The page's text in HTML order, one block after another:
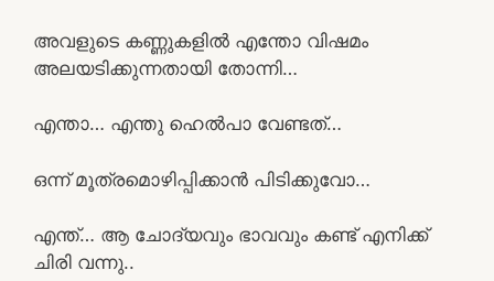
അവളുടെ കണ്ണുകളിൽ എന്തോ വിഷമം
അലയടിക്കുന്നതായി തോന്നി…
എന്താ… എന്തു ഹെൽപാ വേണ്ടത്…
ഒന്ന് മൂത്രമൊഴിപ്പിക്കാൻ പിടിക്കുവോ…
എന്ത്… ആ ചോദ്യവും ഭാവവും കണ്ട് എനിക്ക്
ചിരി വന്നു..